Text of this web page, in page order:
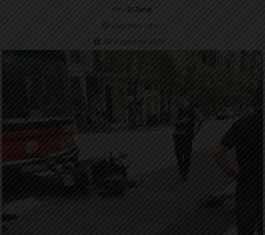
Per El Jardí
Less than 1 min.
28 d'agost de 2020